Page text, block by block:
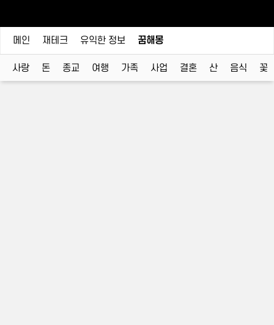
메인 재테크 유익한 정보 꿈해몽
사랑 돈 종교 여행 가족 사업 결혼 산 음식 꽃